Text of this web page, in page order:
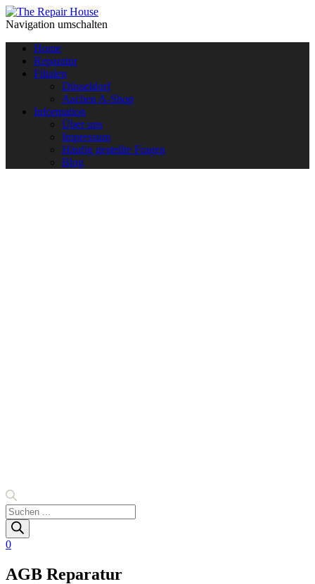
Navigation umschalten
Home
Reparatur
Filialen
Düsseldorf
Aachen A-Shop
Information
Über uns
Impressum
Häufig gestellte Fragen
Blog
Products
search
0
AGB Reparatur